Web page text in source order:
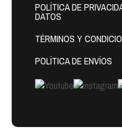
POLÍTICA DE
DATOS
TÉRMINOS Y
POLÍTICA DE ENVÍOS